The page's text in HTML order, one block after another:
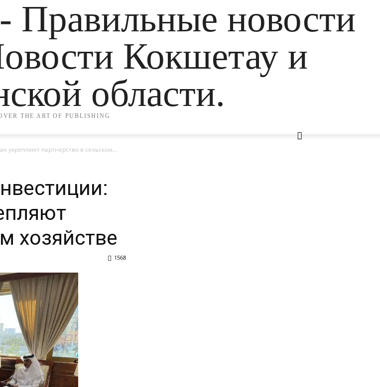
Правильные новости
Кокшетау и
области.
THE ART OF PUBLISHING
укрепляют партнерство в сельском...
хозяйстве
1568